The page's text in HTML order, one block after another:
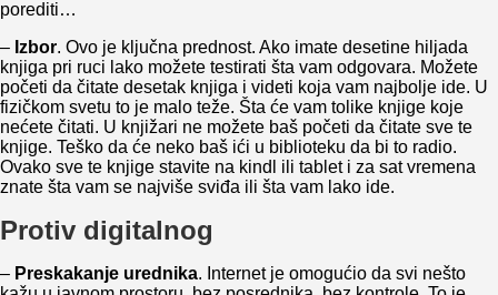
porediti…
– Izbor. Ovo je ključna prednost. Ako imate desetine hiljada
knjiga pri ruci lako možete testirati šta vam odgovara. Možete
početi da čitate desetak knjiga i videti koja vam najbolje ide. U
fizičkom svetu to je malo teže. Šta će vam tolike knjige koje
nećete čitati. U knjižari ne možete baš početi da čitate sve te
knjige. Teško da će neko baš ići u biblioteku da bi to radio.
Ovako sve te knjige stavite na kindl ili tablet i za sat vremena
znate šta vam se najviše sviđa ili šta vam lako ide.
Protiv digitalnog
– Preskakanje urednika. Internet je omogućio da svi nešto